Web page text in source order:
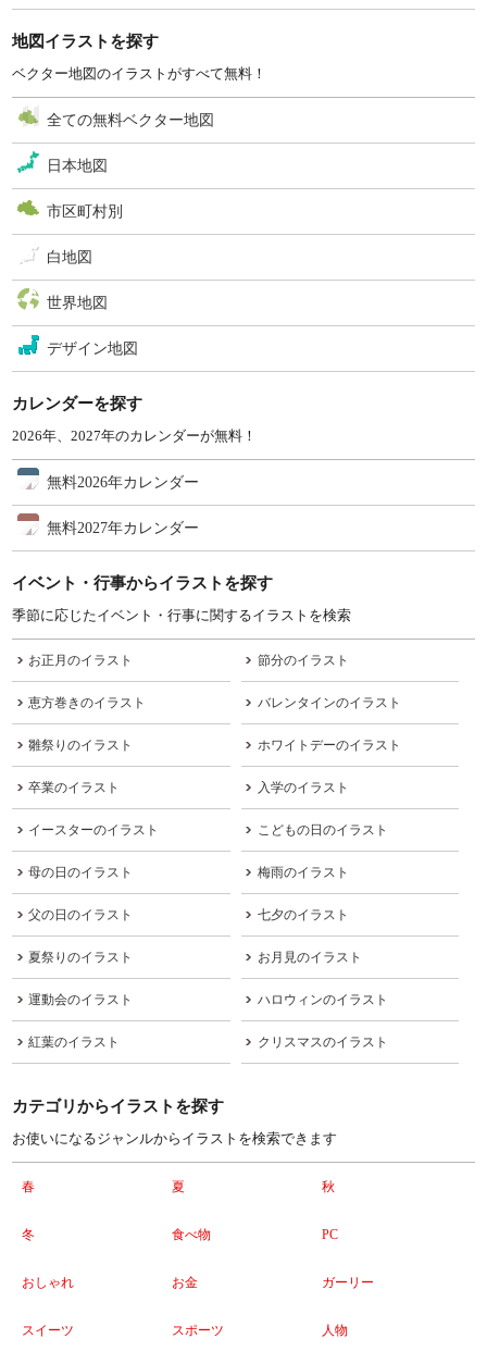
地図イラストを探す
ベクター地図のイラストがすべて無料！
全ての無料ベクター地図
日本地図
市区町村別
白地図
世界地図
デザイン地図
カレンダーを探す
2026年、2027年のカレンダーが無料！
無料2026年カレンダー
無料2027年カレンダー
イベント・行事からイラストを探す
季節に応じたイベント・行事に関するイラストを検索
お正月のイラスト 節分のイラスト
恵方巻きのイラスト バレンタインのイラスト
雛祭りのイラスト ホワイトデーのイラスト
卒業のイラスト 入学のイラスト
イースターのイラスト こどもの日のイラスト
母の日のイラスト 梅雨のイラスト
父の日のイラスト 七夕のイラスト
夏祭りのイラスト お月見のイラスト
運動会のイラスト ハロウィンのイラスト
紅葉のイラスト クリスマスのイラスト
カテゴリからイラストを探す
お使いになるジャンルからイラストを検索できます
春 夏 秋
冬 食べ物 PC
おしゃれ お金 ガーリー
スイーツ スポーツ 人物